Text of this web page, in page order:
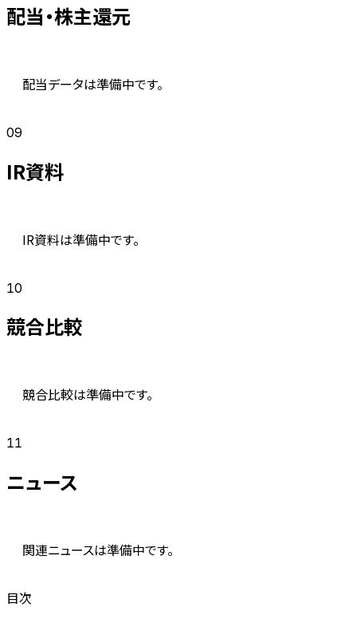
配当・株主還元
配当データは準備中です。
09
IR資料
IR資料は準備中です。
10
競合比較
競合比較は準備中です。
11
ニュース
関連ニュースは準備中です。
目次